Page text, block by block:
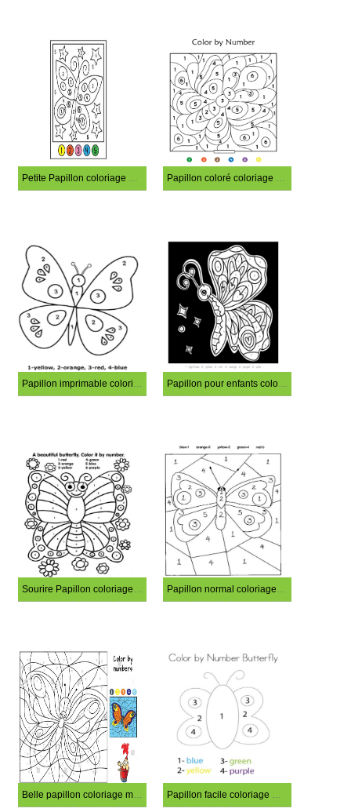
Petite Papillon coloriage magique Papillon coloré coloriage magique
Papillon imprimable coloriage magique Papillon pour enfants coloriage magique
Sourire Papillon coloriage magique Papillon normal coloriage magique
Belle papillon coloriage magique Papillon facile coloriage magique